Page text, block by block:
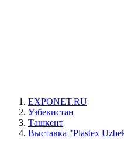
EXPONET.RU
Узбекистан
Ташкент
Выставка "Plastex